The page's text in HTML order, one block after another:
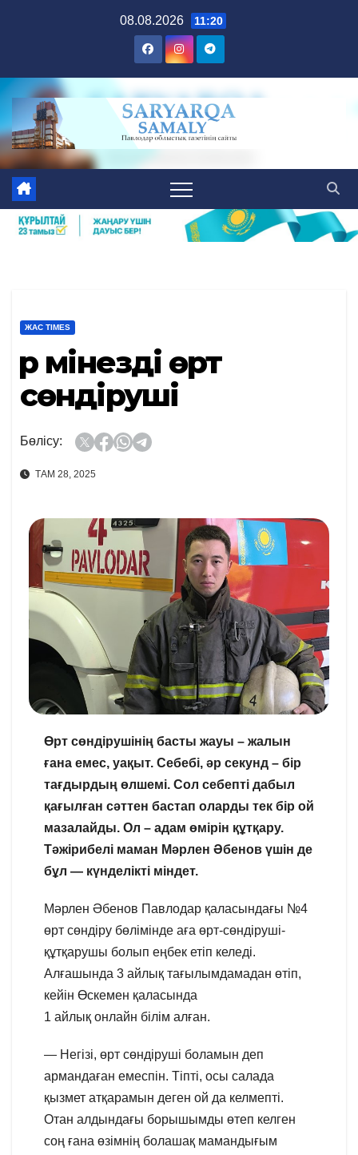
08.08.2026 11:20
ЖАС TIMES
Өр мінезді өрт
сөндіруші
Бөлісу:
ТАМ 28, 2025
Өрт сөндірушінің басты жауы – жалын
ғана емес, уақыт. Себебі, әр секунд – бір
тағдырдың өлшемі. Сол себепті дабыл
қағылған сәттен бастап оларды тек бір ой
мазалайды. Ол – адам өмірін құтқару.
Тәжірибелі маман Мәрлен Әбенов үшін де
бұл — күнделікті міндет.
Мәрлен Әбенов Павлодар қаласындағы №4
өрт сөндіру бөлімінде аға өрт-сөндіруші-
құтқарушы болып еңбек етіп келеді.
Алғашында 3 айлық тағылымдамадан өтіп,
кейін Өскемен қаласында
1 айлық онлайн білім алған.
— Негізі, өрт сөндіруші боламын деп
армандаған емеспін. Тіпті, осы салада
қызмет атқарамын деген ой да келмепті.
Отан алдындағы борышымды өтеп келген
соң ғана өзімнің болашақ мамандығым